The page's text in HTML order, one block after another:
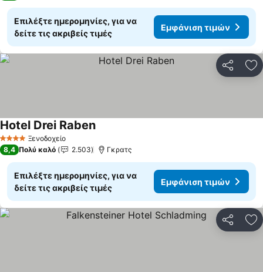
Επιλέξτε ημερομηνίες, για να
δείτε τις ακριβείς τιμές
Εμφάνιση τιμών
4 ΑστέριαΞενοδοχείο
Hotel Drei RabenΕμφάνιση τιμών
8,4 Πολύ καλό 2.503 Γκρατς
Επιλέξτε ημερομηνίες, για να
δείτε τις ακριβείς τιμές
Εμφάνιση τιμών